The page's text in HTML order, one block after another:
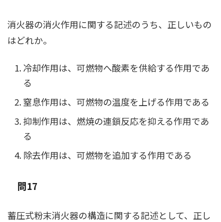
消火器の消火作用に関する記述のうち、正しいもの
はどれか。
冷却作用は、可燃物へ酸素を供給する作用であ
る
窒息作用は、可燃物の温度を上げる作用である
抑制作用は、燃焼の連鎖反応を抑える作用であ
る
除去作用は、可燃物を追加する作用である
問17
蓄圧式粉末消火器の構造に関する記述として、正し